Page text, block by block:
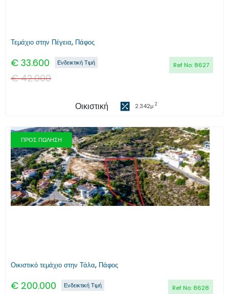
Τεμάχιο στην Πέγεια, Πάφος
€ 33.600 Ref No: 8627
Ενδεικτική Τιμή
€42.000
Οικιστική 2.342μ 2
ΠΡΟΣ ΠΩΛΗΣΗ
Προηγούμενο Επόμενο
Οικιστικό τεμάχιο στην Τάλα, Πάφος
€ 200.000 Ref No: 8628
Ενδεικτική Τιμή